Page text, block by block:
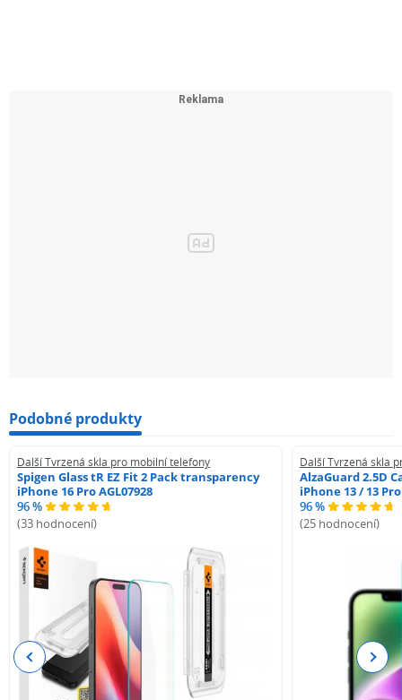
Podobné produkty
Další Tvrzená skla pro mobilní telefony
Spigen Glass tR EZ Fit 2 Pack transparency
iPhone 16 Pro AGL07928
96 %
(33 hodnocení)
Další Tvrzená skla
AlzaGuard 2.5D
iPhone 13 / 13 Pro
96 %
(25 hodnocení)
Previous Next